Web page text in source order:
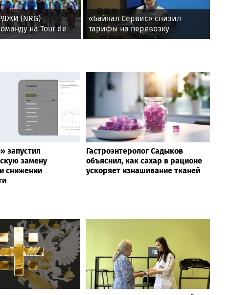
(NRG)
на Tour de
«Байкал Сервис» снизил
тарифы на перевозку
электроинструмента
запустил
замену
снижении
Гастроэнтеролог Садыков
объяснил, как сахар в рационе
ускоряет изнашивание тканей